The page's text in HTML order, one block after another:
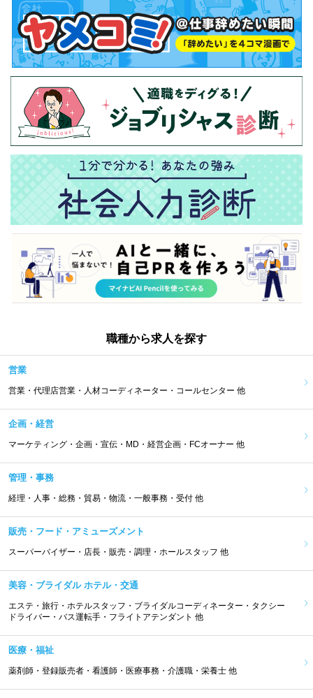
職種から求人を探す
営業
営業・代理店営業・人材コーディネーター・コールセンター 他
企画・経営
マーケティング・企画・宣伝・MD・経営企画・FCオーナー 他
管理・事務
経理・人事・総務・貿易・物流・一般事務・受付 他
販売・フード・アミューズメント
スーパーバイザー・店長・販売・調理・ホールスタッフ 他
美容・ブライダル ホテル・交通
エステ・旅行・ホテルスタッフ・ブライダルコーディネーター・タクシー
ドライバー・バス運転手・フライトアテンダント 他
医療・福祉
薬剤師・登録販売者・看護師・医療事務・介護職・栄養士 他